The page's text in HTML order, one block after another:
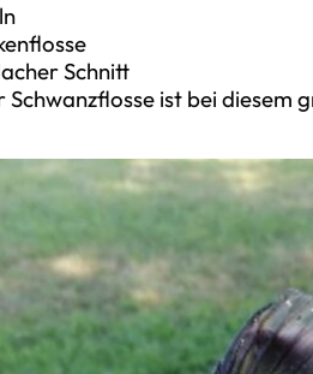
Schnitt
Schwanzflosse ist bei diesem